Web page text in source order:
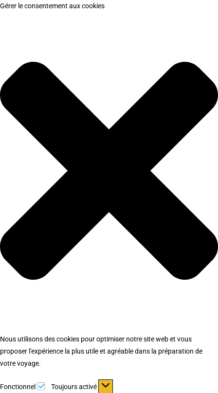
Gérer le consentement aux cookies
Nous utilisons des cookies pour optimiser notre site web et vous
proposer l'expérience la plus utile et agréable dans la préparation de
votre voyage.
Fonctionnel Fonctionnel
Toujours activé